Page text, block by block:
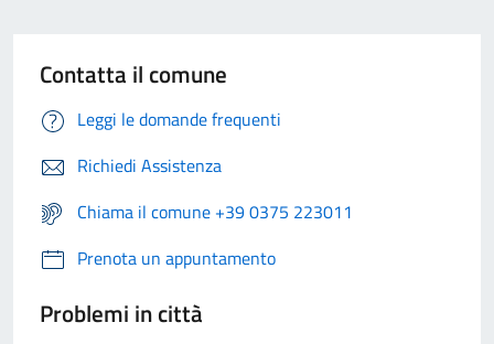
Contatta il comune
Leggi le domande frequenti
Richiedi Assistenza
Chiama il comune +39 0375 223011
Prenota un appuntamento
Problemi in città